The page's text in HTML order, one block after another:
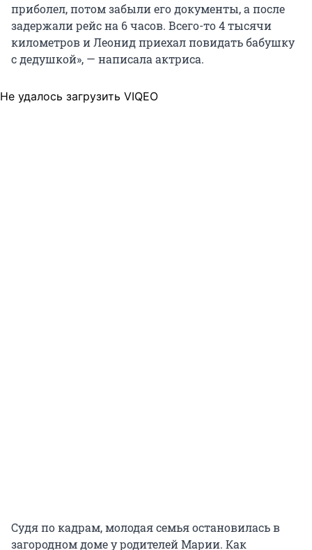
приболел, потом забыли его документы, а после
задержали рейс на 6 часов. Всего-то 4 тысячи
километров и Леонид приехал повидать бабушку
с дедушкой», — написала актриса.
Не удалось загрузить VIQEO
Судя по кадрам, молодая семья остановилась в
загородном доме у родителей Марии. Как